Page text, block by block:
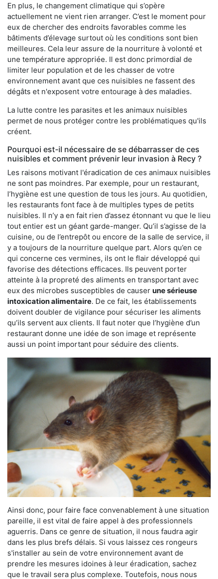
En plus, le changement climatique qui s’opère
actuellement ne vient rien arranger. C’est le moment pour
eux de chercher des endroits favorables comme les
bâtiments d’élevage surtout où les conditions sont bien
meilleures. Cela leur assure de la nourriture à volonté et
une température appropriée. Il est donc primordial de
limiter leur population et de les chasser de votre
environnement avant que ces nuisibles ne fassent des
dégâts et n'exposent votre entourage à des maladies.
La lutte contre les parasites et les animaux nuisibles
permet de nous protéger contre les problématiques qu'ils
créent.
Pourquoi est-il nécessaire de se débarrasser de ces
nuisibles et comment prévenir leur invasion à Recy ?
Les raisons motivant l'éradication de ces animaux nuisibles
ne sont pas moindres. Par exemple, pour un restaurant,
l’hygiène est une question de tous les jours. Au quotidien,
les restaurants font face à de multiples types de petits
nuisibles. Il n’y a en fait rien d’assez étonnant vu que le lieu
tout entier est un géant garde-manger. Qu’il s’agisse de la
cuisine, ou de l’entrepôt ou encore de la salle de service, il
y a toujours de la nourriture quelque part. Alors qu’en ce
qui concerne ces vermines, ils ont le flair développé qui
favorise des détections efficaces. Ils peuvent porter
atteinte à la propreté des aliments en transportant avec
eux des microbes susceptibles de causer une sérieuse
intoxication alimentaire. De ce fait, les établissements
doivent doubler de vigilance pour sécuriser les aliments
qu’ils servent aux clients. Il faut noter que l’hygiène d’un
restaurant donne une idée de son image et représente
aussi un point important pour séduire des clients.
Ainsi donc, pour faire face convenablement à une situation
pareille, il est vital de faire appel à des professionnels
aguerris. Dans ce genre de situation, il nous faudra agir
dans les plus brefs délais. Si vous laissez ces rongeurs
s'installer au sein de votre environnement avant de
prendre les mesures idoines à leur éradication, sachez
que le travail sera plus complexe. Toutefois, nous nous